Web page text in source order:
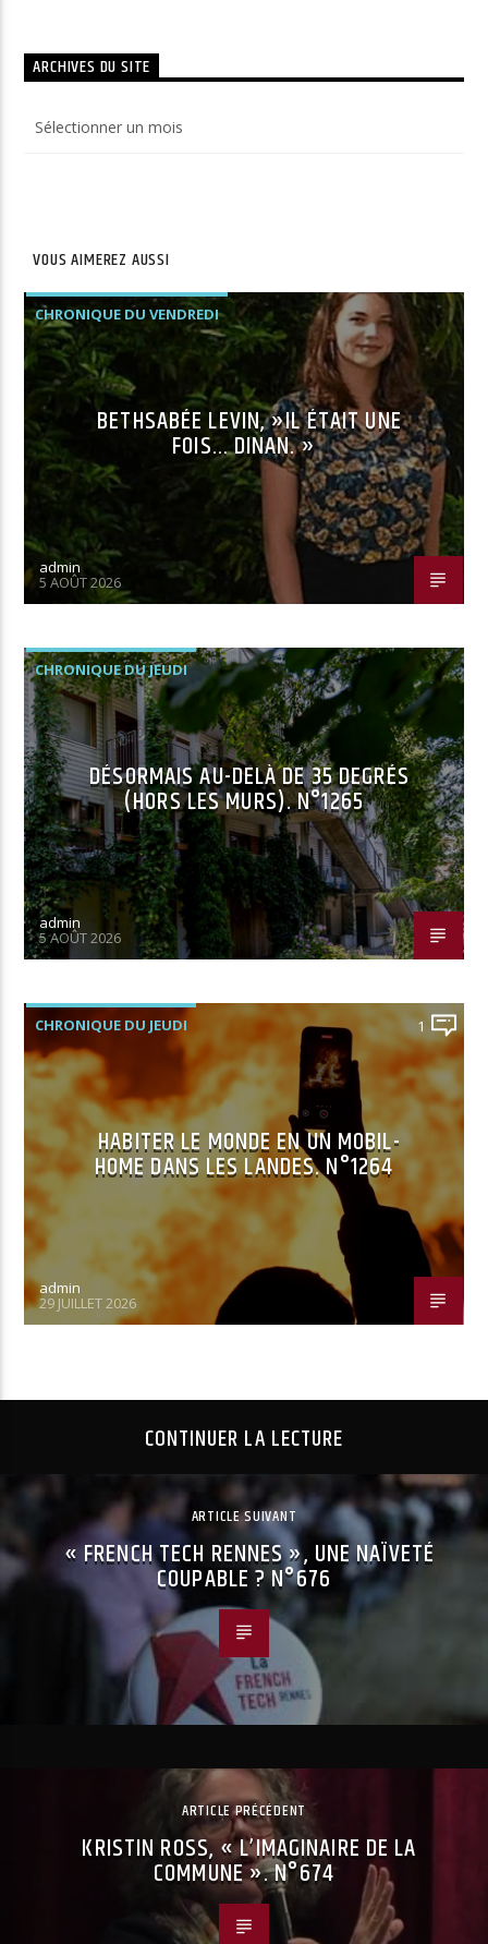
ARCHIVES DU SITE
du
VOUS AIMEREZ AUSSI
CHRONIQUE DU VENDREDI
BETHSABÉE LEVIN, »IL ÉTAIT UNE
FOIS… DINAN. »
admin
5 AOÛT 2026
CHRONIQUE DU JEUDI
DÉSORMAIS AU-DELÀ DE 35 DEGRÉS
(HORS LES MURS). N°1265
admin
5 AOÛT 2026
CHRONIQUE DU JEUDI 1
HABITER LE MONDE EN UN MOBIL-
HOME DANS LES LANDES. N°1264
admin
29 JUILLET 2026
CONTINUER LA LECTURE
ARTICLE SUIVANT
« FRENCH TECH RENNES », UNE NAÏVETÉ
COUPABLE ? N°676
ARTICLE PRÉCÉDENT
KRISTIN ROSS, « L’IMAGINAIRE DE LA
COMMUNE ». N°674